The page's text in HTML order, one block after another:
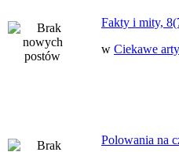
Fakty i mity,
w Ciekawe
Polowania na